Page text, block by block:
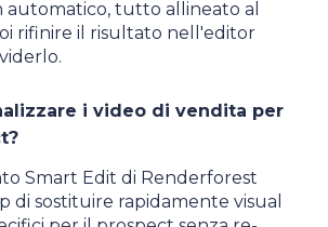
automatico, tutto allineato al
rifinire il risultato nell'editor
i video di vendita per
Smart Edit di Renderforest
di sostituire rapidamente visual